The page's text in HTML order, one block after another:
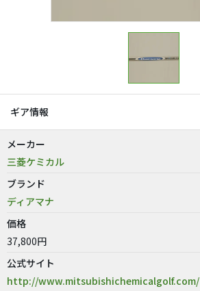
ギア情報
メーカー
三菱ケミカル
ブランド
ディアマナ
価格
37,800円
公式サイト
http://www.mitsubishichemicalgolf.com/